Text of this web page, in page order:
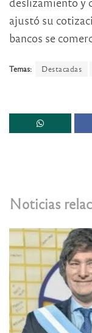
ajustó su
bancos se
Temas: Destacadas
Noticias